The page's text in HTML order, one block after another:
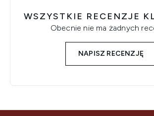
WSZYSTKIE RECENZJE
Obecnie nie ma żadnych
NAPISZ RECENZJĘ